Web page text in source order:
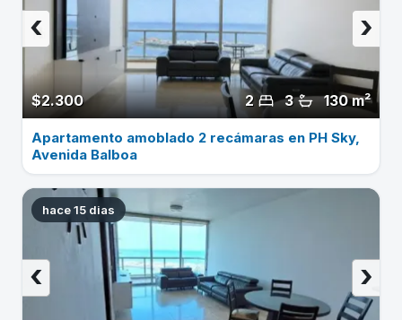
$2.300 130 m²
3
2
›
‹
Apartamento amoblado 2 recámaras en PH Sky,
Avenida Balboa
hace 15 dias
›
‹